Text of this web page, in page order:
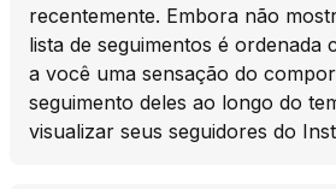
recentemente. Embora não
lista de seguimentos é ordenada
a você uma sensação do
seguimento deles ao longo do
visualizar seus seguidores do